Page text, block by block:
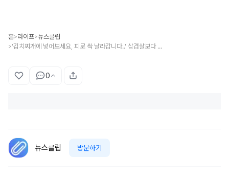
홈>라이프>뉴스클립
> '김치찌개에 넣어보세요, 피로 싹 날라갑니다..' 삼겹살보다 지방은 훨씬 적은데, 단백질은 많은 '돼지 부위'
0
뉴스클립 방문하기